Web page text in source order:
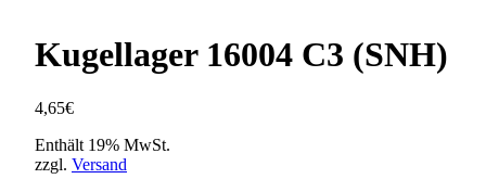
Kugellager 16004 C3 (SNH)
4,65€
Enthält 19% MwSt.
zzgl. Versand